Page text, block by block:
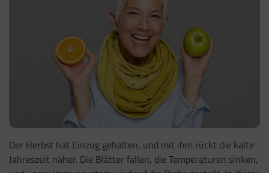
Der Herbst hat Einzug gehalten, und mit ihm rückt die kalte
Jahreszeit näher. Die Blätter fallen, die Temperaturen sinken,